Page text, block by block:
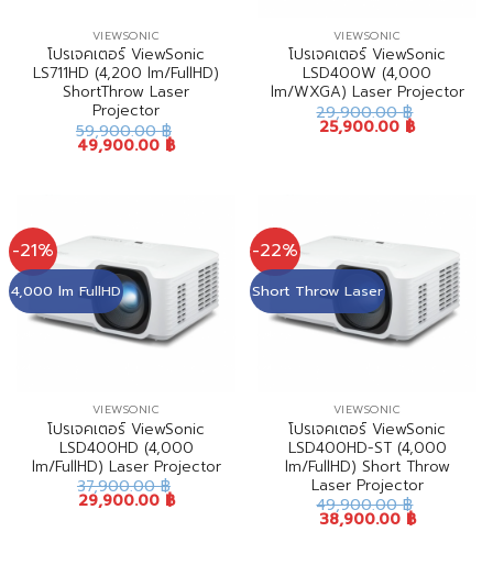
VIEWSONIC
โปรเจคเตอร์ ViewSonic
LS711HD (4,200 lm/FullHD)
ShortThrow Laser
Projector
59,900.00฿
49,900.00 ฿
VIEWSONIC
โปรเจคเตอร์ ViewSonic
LSD400W (4,000
lm/WXGA) Laser Projector
29,900.00฿
25,900.00 ฿
-21%
4,000 lm FullHD
VIEWSONIC
โปรเจคเตอร์ ViewSonic
LSD400HD (4,000
lm/FullHD) Laser Projector
37,900.00฿
29,900.00 ฿
-22%
Short Throw Laser
VIEWSONIC
โปรเจคเตอร์ ViewSonic
LSD400HD-ST (4,000
lm/FullHD) Short Throw
Laser Projector
49,900.00฿
38,900.00 ฿